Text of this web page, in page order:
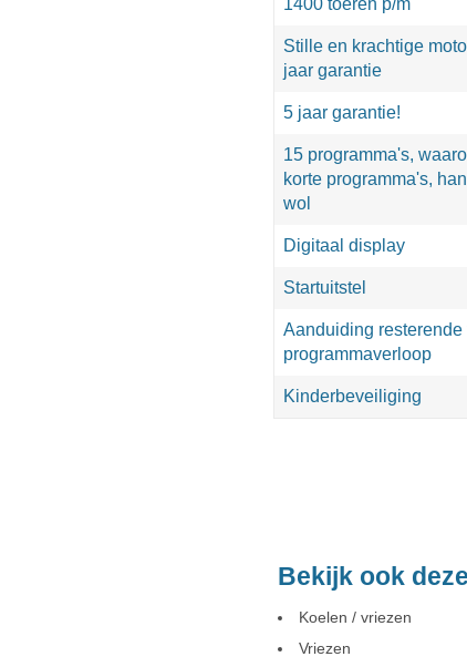
1400 toeren p/m
Stille en krachtige
jaar garantie
5 jaar garantie!
15 programma's,
korte programma's,
wol
Digitaal display
Startuitstel
Aanduiding resterende
programmaverloop
Kinderbeveiliging
Bekijk ook
Koelen / vriezen
Vriezen